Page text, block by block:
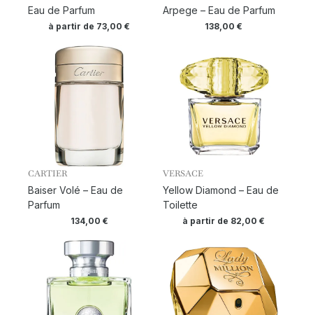
Eau de Parfum
à partir de 73,00€
Arpege – Eau de Parfum
138,00€
CARTIER
Baiser Volé – Eau de
Parfum
134,00 €
VERSACE
Yellow Diamond – Eau de
Toilette
à partir de 82,00€